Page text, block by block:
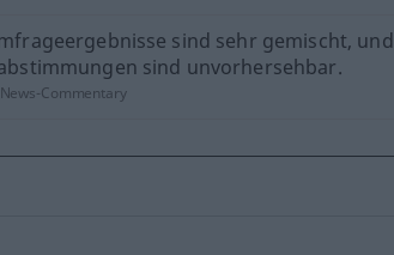
sind sehr gemischt, und
sind unvorhersehbar.
News-Commentary